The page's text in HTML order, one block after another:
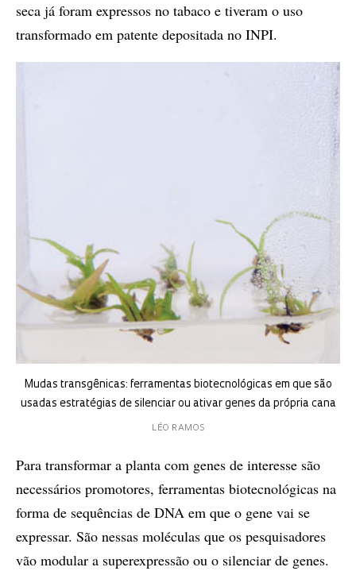
seca já foram expressos no tabaco e tiveram o uso
transformado em patente depositada no INPI.
Mudas transgênicas: ferramentas biotecnológicas em que são
usadas estratégias de silenciar ou ativar genes da própria cana
LÉO RAMOS
Para transformar a planta com genes de interesse são
necessários promotores, ferramentas biotecnológicas na
forma de sequências de DNA em que o gene vai se
expressar. São nessas moléculas que os pesquisadores
vão modular a superexpressão ou o silenciar de genes.